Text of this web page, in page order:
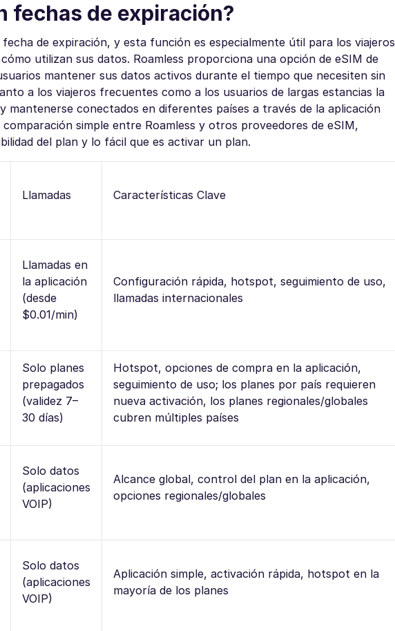
fechas de expiración?
de expiración, y esta función es especialmente útil para los viajeros
utilizan sus datos. Roamless proporciona una opción de eSIM de
mantener sus datos activos durante el tiempo que necesiten sin
a los viajeros frecuentes como a los usuarios de largas estancias la
mantenerse conectados en diferentes países a través de la aplicación
simple entre Roamless y otros proveedores de eSIM,
del plan y lo fácil que es activar un plan.
Llamadas Características Clave
Llamadas en
la aplicación
(desde
$0.01/min)
Configuración rápida, hotspot, seguimiento de uso,
llamadas internacionales
Solo planes
prepagados
(validez 7–
30 días)
Hotspot, opciones de compra en la aplicación,
seguimiento de uso; los planes por país requieren
nueva activación, los planes regionales/globales
cubren múltiples países
Solo datos
(aplicaciones
VOIP)
Alcance global, control del plan en la aplicación,
opciones regionales/globales
Solo datos
(aplicaciones
VOIP)
Aplicación simple, activación rápida, hotspot en la
mayoría de los planes